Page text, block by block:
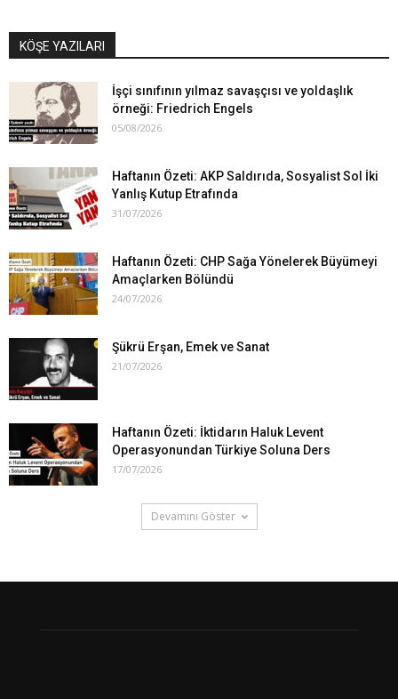
KÖŞE YAZILARI
İşçi sınıfının yılmaz savaşçısı ve yoldaşlık
örneği: Friedrich Engels
05/08/2026
Haftanın Özeti: AKP Saldırıda, Sosyalist Sol İki
Yanlış Kutup Etrafında
31/07/2026
Haftanın Özeti: CHP Sağa Yönelerek Büyümeyi
Amaçlarken Bölündü
24/07/2026
Şükrü Erşan, Emek ve Sanat
21/07/2026
Haftanın Özeti: İktidarın Haluk Levent
Operasyonundan Türkiye Soluna Ders
17/07/2026
Devamını Göster